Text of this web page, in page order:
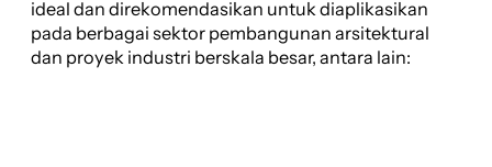
ideal dan direkomendasikan untuk diaplikasikan
pada berbagai sektor pembangunan arsitektural
dan proyek industri berskala besar, antara lain: